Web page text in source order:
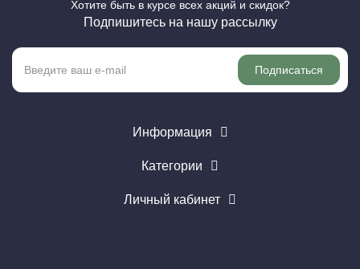
Хотите быть в курсе всех акций и скидок?
Подпишитесь на нашу рассылку
Подписаться
Информация
Категории
Личный кабинет